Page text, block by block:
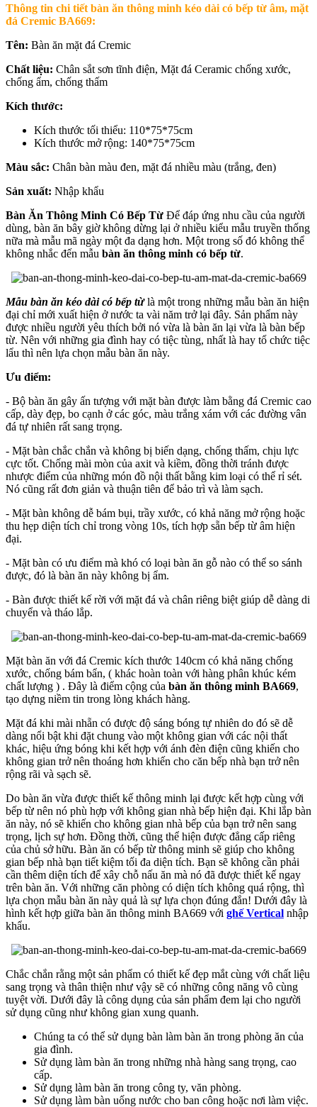
Thông tin chi tiết bàn ăn thông minh kéo dài có bếp từ âm, mặt
đá Cremic BA669:
Tên: Bàn ăn mặt đá Cremic
Chất liệu: Chân sắt sơn tĩnh điện, Mặt đá Ceramic chống xước,
chống ẩm, chống thấm
Kích thước:
Kích thước tối thiểu: 110*75*75cm
Kích thước mở rộng: 140*75*75cm
Màu sắc: Chân bàn màu đen, mặt đá nhiều màu (trắng, đen)
Sản xuất: Nhập khẩu
Bàn Ăn Thông Minh Có Bếp Từ Để đáp ứng nhu cầu của người
dùng, bàn ăn bây giờ không dừng lại ở nhiều kiểu mẫu truyền thống
nữa mà mẫu mã ngày một đa dạng hơn. Một trong số đó không thể
không nhắc đến mẫu bàn ăn thông minh có bếp từ.
Mẫu bàn ăn kéo dài có bếp từlà một trong những mẫu bàn ăn hiện
đại chỉ mới xuất hiện ở nước ta vài năm trở lại đây. Sản phẩm này
được nhiều người yêu thích bởi nó vừa là bàn ăn lại vừa là bàn bếp
từ. Nên với những gia đình hay có tiệc tùng, nhất là hay tổ chức tiệc
lẩu thì nên lựa chọn mẫu bàn ăn này.
Ưu điểm:
- Bộ bàn ăn gây ấn tượng với mặt bàn được làm bằng đá Cremic cao
cấp, dày đẹp, bo cạnh ở các góc, màu trắng xám với các đường vân
đá tự nhiên rất sang trọng.
- Mặt bàn chắc chắn và không bị biến dạng, chống thấm, chịu lực
cực tốt. Chống mài mòn của axit và kiềm, đồng thời tránh được
nhược điểm của những món đồ nội thất bằng kim loại có thể rỉ sét.
Nó cũng rất đơn giản và thuận tiên để bảo trì và làm sạch.
- Mặt bàn không dễ bám bụi, trầy xước, có khả năng mở rộng hoặc
thu hẹp diện tích chỉ trong vòng 10s, tích hợp sẵn bếp từ âm hiện
đại.
- Mặt bàn có ưu điểm mà khó có loại bàn ăn gỗ nào có thể so sánh
được, đó là bàn ăn này không bị ẩm.
- Bàn được thiết kế rời với mặt đá và chân riêng biệt giúp dễ dàng di
chuyển và tháo lắp.
Mặt bàn ăn với đá Cremic kích thước 140cm có khả năng chống
xước, chống bám bẩn, ( khác hoàn toàn với hàng phân khúc kém
chất lượng ) . Đây là điểm cộng của bàn ăn thông minh BA669,
tạo dựng niềm tin trong lòng khách hàng.
Mặt đá khi mài nhẵn có được độ sáng bóng tự nhiên do đó sẽ dễ
dàng nổi bật khi đặt chung vào một không gian với các nội thất
khác, hiệu ứng bóng khi kết hợp với ánh đèn điện cũng khiến cho
không gian trở nên thoáng hơn khiến cho căn bếp nhà bạn trở nên
rộng rãi và sạch sẽ.
Do bàn ăn vừa được thiết kế thông minh lại được kết hợp cùng với
bếp từ nên nó phù hợp với không gian nhà bếp hiện đại. Khi lắp bàn
ăn này, nó sẽ khiến cho không gian nhà bếp của bạn trở nên sang
trọng, lịch sự hơn. Đồng thời, cũng thể hiện được đẳng cấp riêng
của chủ sở hữu. Bàn ăn có bếp từ thông minh sẽ giúp cho không
gian bếp nhà bạn tiết kiệm tối đa diện tích. Bạn sẽ không cần phải
cần thêm diện tích để xây chỗ nấu ăn mà nó đã được thiết kế ngay
trên bàn ăn. Với những căn phòng có diện tích không quá rộng, thì
lựa chọn mẫu bàn ăn này quả là sự lựa chọn đúng đắn! Dưới đây là
hình kết hợp giữa bàn ăn thông minh BA669 với ghế Vertical nhập
khẩu.
Chắc chắn rằng một sản phẩm có thiết kế đẹp mắt cùng với chất liệu
sang trọng và thân thiện như vậy sẽ có những công năng vô cùng
tuyệt vời. Dưới đây là công dụng của sản phẩm đem lại cho người
sử dụng cũng như không gian xung quanh.
Chúng ta có thể sử dụng bàn làm bàn ăn trong phòng ăn của
gia đình.
Sử dụng làm bàn ăn trong những nhà hàng sang trọng, cao
cấp.
Sử dụng làm bàn ăn trong công ty, văn phòng.
Sử dụng làm bàn uống nước cho ban công hoặc nơi làm việc.